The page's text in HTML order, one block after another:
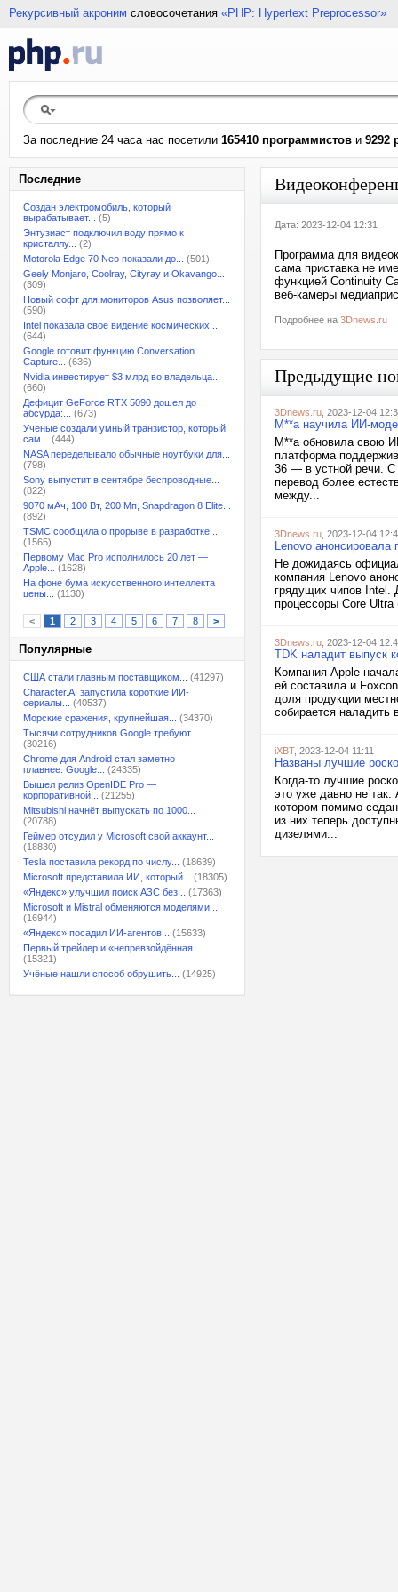
Рекурсивный акроним словосочетания «PHP: Hypertext Preprocessor»
За последние 24 часа нас посетили 165410 программистов и 9292
Последние
Создан электромобиль, который
вырабатывает...
(5)
Энтузиаст подключил воду прямо к
кристаллу...
(2)
Motorola Edge 70 Neo показали до...
(501)
Geely Monjaro, Coolray, Cityray и Okavango...
(309)
Новый софт для мониторов Asus позволяет...
(590)
Intel показала своё видение космических...
(644)
Google готовит функцию Conversation
Capture...
(636)
Nvidia инвестирует $3 млрд во владельца...
(660)
Дефицит GeForce RTX 5090 дошел до
абсурда:...
(673)
Ученые создали умный транзистор, который
сам...
(444)
NASA переделывало обычные ноутбуки для...
(798)
Sony выпустит в сентябре беспроводные...
(822)
9070 мАч, 100 Вт, 200 Мп, Snapdragon 8 Elite...
(892)
TSMC сообщила о прорыве в разработке...
(1565)
Первому Mac Pro исполнилось 20 лет —
Apple...
(1628)
На фоне бума искусственного интеллекта
цены...
(1130)
< 1 2 3 4 5 6 7 8 >
Популярные
США стали главным поставщиком...
(41297)
Character.AI запустила короткие ИИ-
сериалы...
(40537)
Морские сражения, крупнейшая...
(34370)
Тысячи сотрудников Google требуют...
(30216)
Chrome для Android стал заметно
плавнее: Google...
(24335)
Вышел релиз OpenIDE Pro —
корпоративной...
(21255)
Mitsubishi начнёт выпускать по 1000...
(20788)
Геймер отсудил у Microsoft свой аккаунт...
(18830)
Tesla поставила рекорд по числу...
(18639)
Microsoft представила ИИ, который...
(18305)
«Яндекс» улучшил поиск АЗС без...
(17363)
Microsoft и Mistral обменяются моделями...
(16944)
«Яндекс» посадил ИИ-агентов...
(15633)
Первый трейлер и «непревзойдённая...
(15321)
Учёные нашли способ обрушить...
(14925)
Дата: 2023-12-04 12:31
Программа для
сама приставка не
функцией Continuity
веб-камеры
Подробнее на 3Dnews.ru
Предыдущие
3Dnews.ru , 2023-12-04
M**a научила ИИ-
M**a обновила свою
платформа
36 — в устной речи. С
перевод более
между...
3Dnews.ru , 2023-12-04
Lenovo анонсировала
Не дожидаясь
компания Lenovo
грядущих чипов Intel.
процессоры Core
3Dnews.ru , 2023-12-04
TDK наладит выпуск
Компания Apple
ей составила и
доля продукции
собирается наладить
iXBT, 2023-12-04 11:11
Названы лучшие
Когда-то лучшие
это уже давно не так.
котором помимо
из них теперь
дизелями...